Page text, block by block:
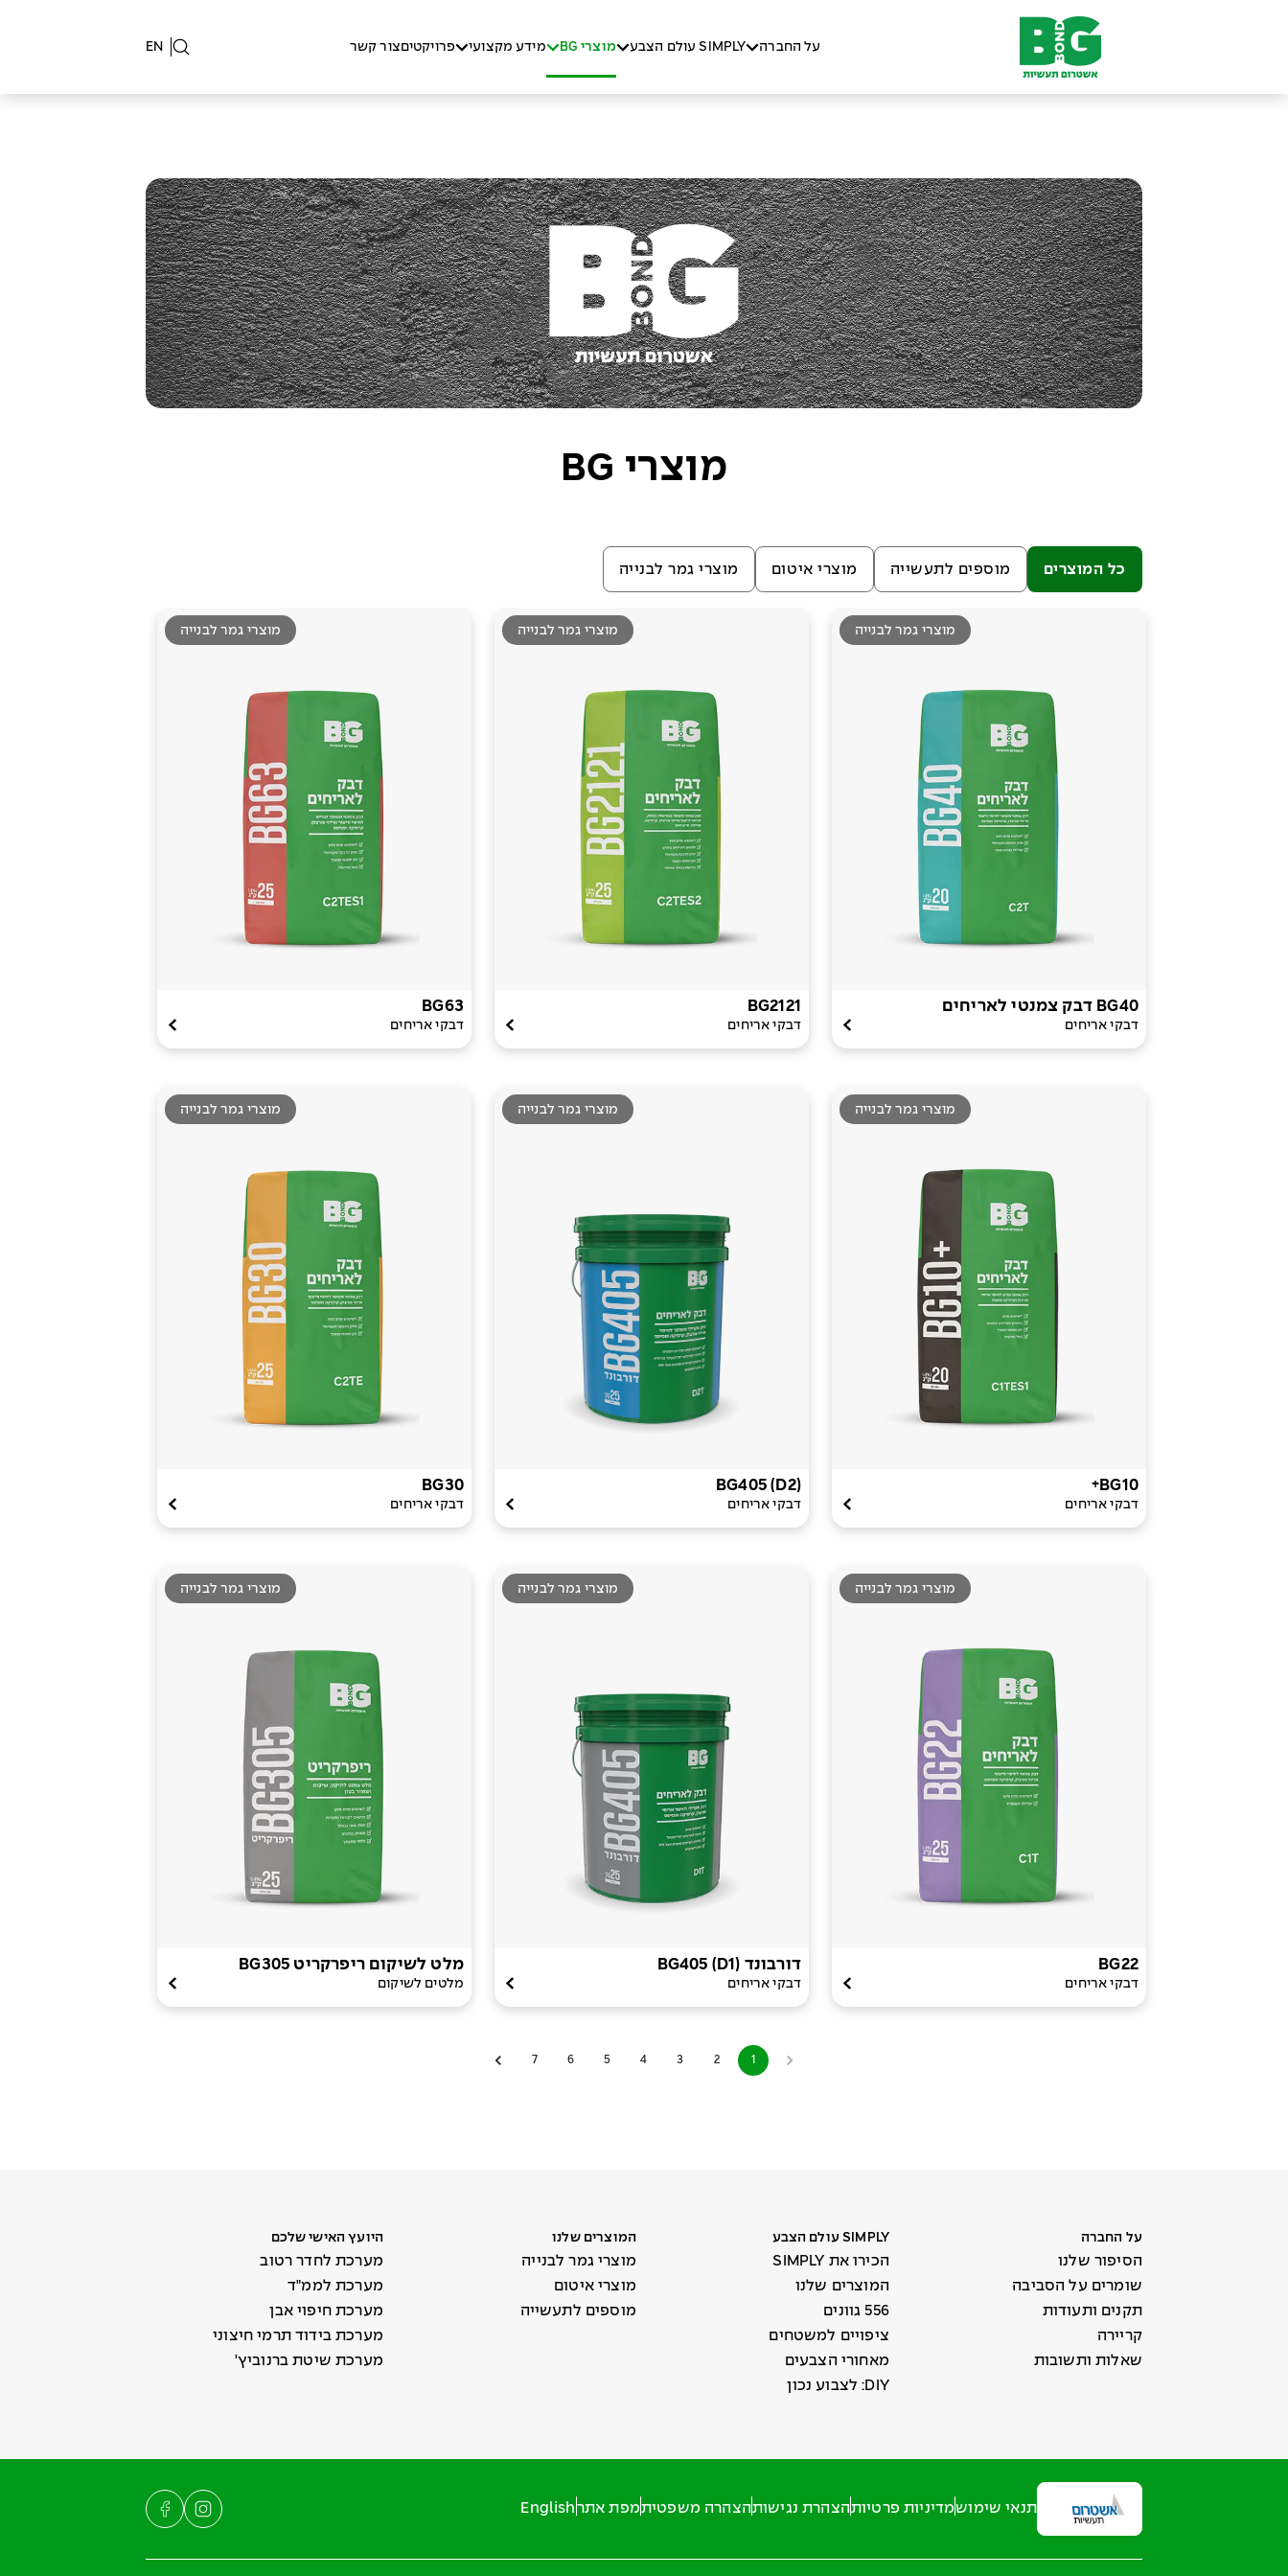
על החברה SIMPLY עולם הצבע מוצרי BG מידע מקצועי פרויקטיםצור קשר EN
מוצרי BG
כל המוצרים מוספים לתעשייה מוצרי איטום מוצרי גמר לבנייה
מוצרי גמר לבנייה
BG40 דבק צמנטי לאריחים
דבקי אריחים
מוצרי גמר לבנייה
BG2121
דבקי אריחים
מוצרי גמר לבנייה
BG63
דבקי אריחים
מוצרי גמר לבנייה
BG10+
דבקי אריחים
מוצרי גמר לבנייה
BG405 (D2)
דבקי אריחים
מוצרי גמר לבנייה
BG30
דבקי אריחים
מוצרי גמר לבנייה
BG22
דבקי אריחים
מוצרי גמר לבנייה
דורבונד BG405 (D1)
דבקי אריחים
מוצרי גמר לבנייה
מלט לשיקום ריפרקריט BG305
מלטים לשיקום
1
2
3
4
5
6
7
על החברה
הסיפור שלנו
שומרים על הסביבה
תקנים ותעודות
קריירה
שאלות ותשובות
SIMPLY עולם הצבע
הכירו את SIMPLY
המוצרים שלנו
556 גוונים
ציפויים למשטחים
מאחורי הצבעים
DIY: לצבוע נכון
המוצרים שלנו
מוצרי גמר לבנייה
מוצרי איטום
מוספים לתעשייה
היועץ האישי שלכם
מערכת לחדר רטוב
מערכת לממ"ד
מערכת חיפוי אבן
מערכת בידוד תרמי חיצוני
מערכת שיטת ברנוביץ'
תנאי שימושמדיניות פרטיותהצהרת נגישותהצהרה משפטיתמפת אתר English